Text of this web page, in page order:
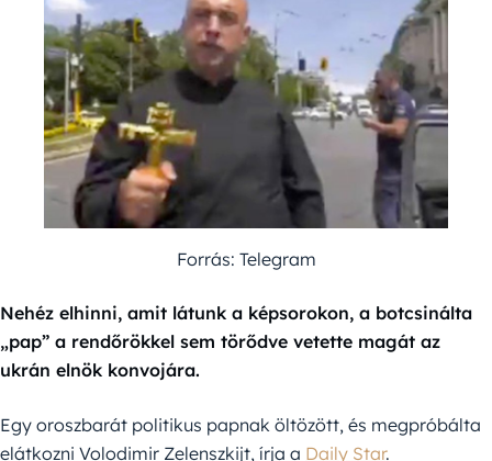
Forrás: Telegram
Nehéz elhinni, amit látunk a képsorokon, a botcsinálta
„pap” a rendőrökkel sem törődve vetette magát az
ukrán elnök konvojára.
Egy oroszbarát politikus papnak öltözött, és megpróbálta
elátkozni Volodimir Zelenszkijt, írja a Daily Star.